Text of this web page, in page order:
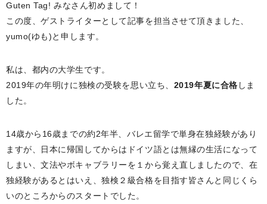
Guten Tag! みなさん初めまして！
この度、ゲストライターとして記事を担当させて頂きました、
yumo(ゆも)と申します。
私は、都内の大学生です。
2019年の年明けに独検の受験を思い立ち、 2019年夏に合格 しま
した。
14歳から16歳までの約2年半、バレエ留学で単身在独経験があり
ますが、日本に帰国してからはドイツ語とは無縁の生活になって
しまい、文法やボキャブラリーを１から覚え直しましたので、在
独経験があるとはいえ、独検２級合格を目指す皆さんと同じくら
いのところからのスタートでした。